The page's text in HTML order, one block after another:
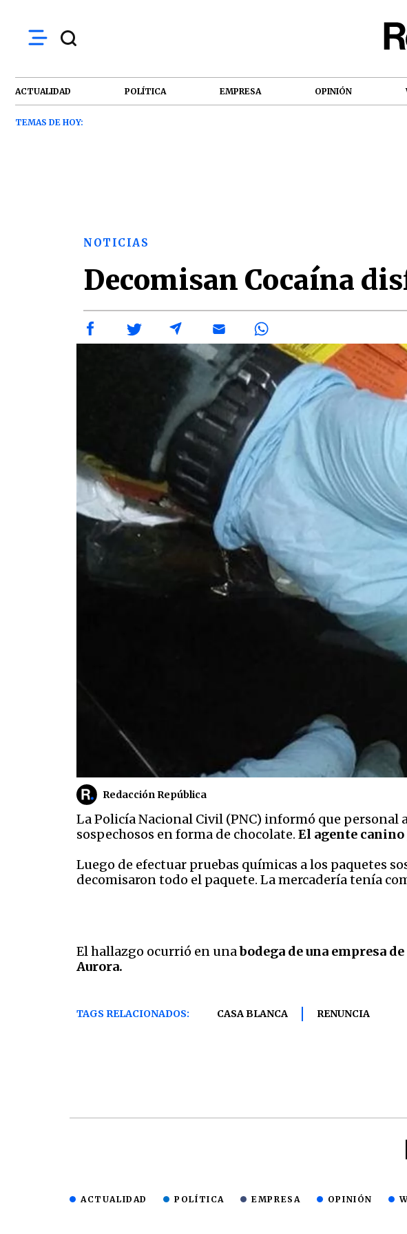
ACTUALIDAD POLÍTICA EMPRESA OPINIÓN
TEMAS DE HOY:
NOTICIAS
Decomisan Cocaína
Redacción República
La Policía Nacional Civil (PNC) informó que
sospechosos en forma de chocolate. El agente
Luego de efectuar pruebas químicas a los paquetes
decomisaron todo el paquete. La mercadería tenía
El hallazgo ocurrió en unabodega de una empresa
Aurora.
TAGS RELACIONADOS: CASA BLANCA RENUNCIA
ACTUALIDAD POLÍTICA EMPRESA OPINIÓN